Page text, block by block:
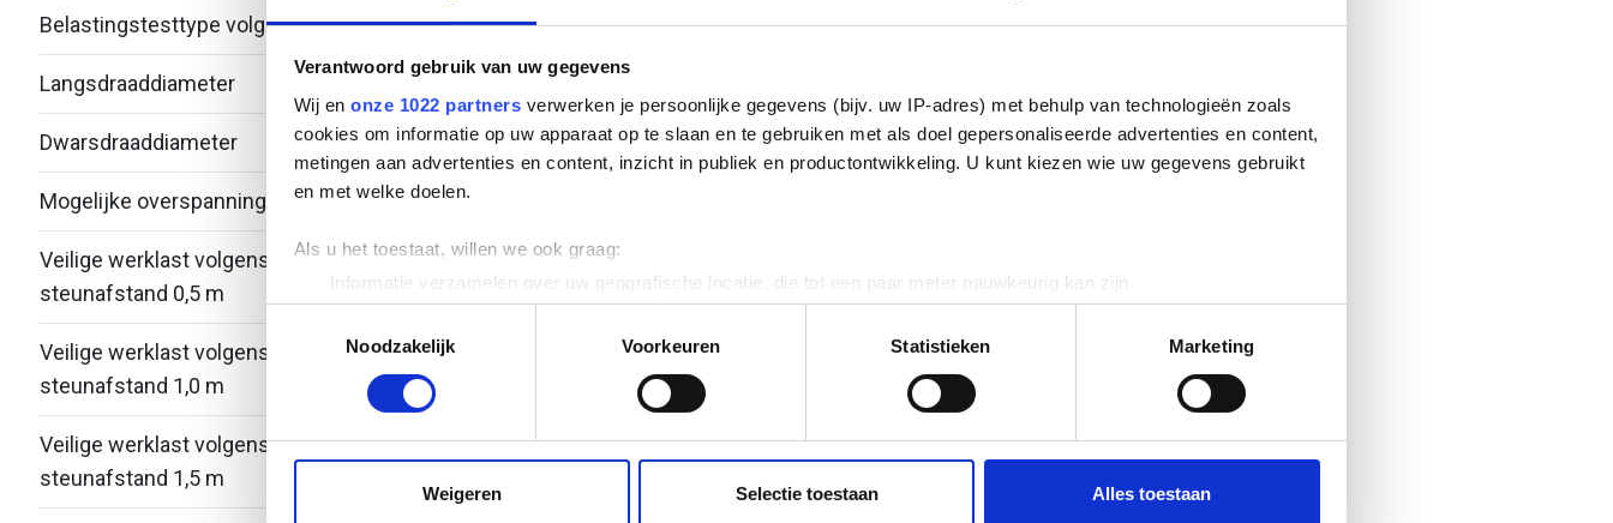
Verantwoord gebruik van uw gegevens
Wij en onze 1022 partners verwerken je persoonlijke gegevens (bijv. uw IP-adres) met behulp van technologieën zoals
cookies om informatie op uw apparaat op te slaan en te gebruiken met als doel gepersonaliseerde advertenties en content,
metingen aan advertenties en content, inzicht in publiek en productontwikkeling. U kunt kiezen wie uw gegevens gebruikt
en met welke doelen.
Als u het toestaat, willen we ook graag:
Informatie verzamelen over uw geografische locatie, die tot een paar meter nauwkeurig kan zijn
Uw apparaat identificeren door het actief te scannen op specifieke eigenschappen (fingerprinting)
Lees meer over hoe uw persoonlijke gegevens worden verwerkt en stel uw voorkeuren in het
detailgedeeltein. U kunt uw
toestemming op elk moment wijzigen of intrekken in de Cookieverklaring.
websiteverkeer te analyseren. Ook delen we informatie over uw gebruik van onze site met onze partners voor social
media, adverteren en analyse. Deze partners kunnen deze gegevens combineren met andere informatie die u aan ze heeft
Noodzakelijk
Voorkeuren Statistieken Marketing
Weigeren Selectie toestaan Alles toestaan
Belastingstesttype volgens IEC 61537 Type III
Langsdraaddiameter
Dwarsdraaddiameter 4.82
Mogelijke overspanning
Veilige werklast volgens IEC 61537 met
steunafstand 0,5 m
-
Veilige werklast volgens IEC 61537 met
steunafstand 1,0 m
Veilige werklast volgens IEC 61537 met
steunafstand 1,5 m
500